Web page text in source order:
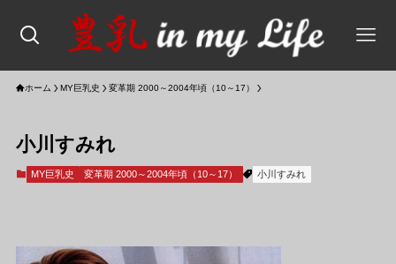
ホーム MY巨乳史 変革期 2000～2004年頃（10～17）
小川すみれ
MY巨乳史 変革期 2000～2004年頃（10～17） 小川すみれ